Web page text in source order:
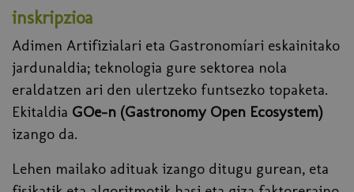
inskripzioa
Adimen Artifizialari eta Gastronomíari eskainitako
jardunaldia; teknologia gure sektorea nola
eraldatzen ari den ulertzeko funtsezko topaketa.
Ekitaldia GOe-n (Gastronomy Open Ecosystem)
izango da.
Lehen mailako adituak izango ditugu gurean, eta